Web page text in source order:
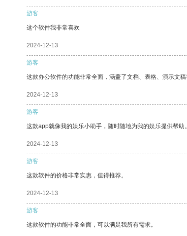
游客
这个软件我非常喜欢
2024-12-13
游客
这款办公软件的功能非常全面，涵盖了文档、表格、演示文
2024-12-13
游客
这款app就像我的娱乐小助手，随时随地为我的娱乐提供帮助。
2024-12-13
游客
这款软件的价格非常实惠，值得推荐。
2024-12-13
游客
这款软件的功能非常全面，可以满足我所有需求。